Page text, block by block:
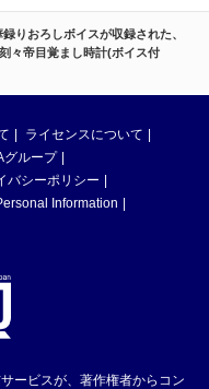
りおろしボイスが収録された、
々帝目覚まし時計(ボイス付
ライセンスについて
グループ
バシーポリシー
Information
ービスが、著作権者からコン